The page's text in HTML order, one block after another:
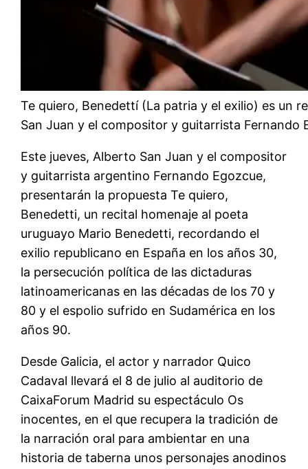
Te quiero, Benedettí (La patria y el exilio) es un
San Juan y el compositor y guitarrista Fernando
Este jueves, Alberto San Juan y el compositor
y guitarrista argentino Fernando Egozcue,
presentarán la propuesta Te quiero,
Benedetti, un recital homenaje al poeta
uruguayo Mario Benedetti, recordando el
exilio republicano en España en los años 30,
la persecución política de las dictaduras
latinoamericanas en las décadas de los 70 y
80 y el espolio sufrido en Sudamérica en los
años 90.
Desde Galicia, el actor y narrador Quico
Cadaval llevará el 8 de julio al auditorio de
CaixaForum Madrid su espectáculo Os
inocentes, en el que recupera la tradición de
la narración oral para ambientar en una
historia de taberna unos personajes anodinos